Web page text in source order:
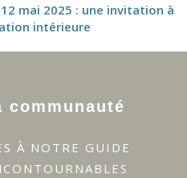
mai 2025 : une invitation à
intérieure
communauté
À NOTRE GUIDE